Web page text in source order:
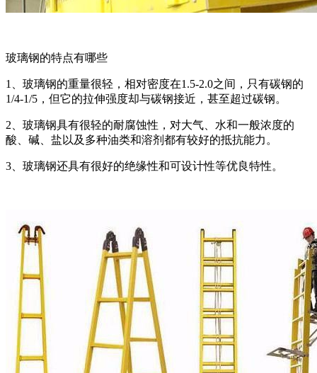
玻璃钢的特点有哪些
1、玻璃钢的重量很轻，相对密度在1.5-2.0之间，只有碳钢的
1/4-1/5，但它的拉伸强度却与碳钢接近，甚至超过碳钢。
2、玻璃钢具有很轻的耐腐蚀性，对大气、水和一般浓度的
酸、碱、盐以及多种油类和溶剂都有较好的抵抗能力。
3、玻璃钢还具有很好的绝缘性和可设计性等优良特性。